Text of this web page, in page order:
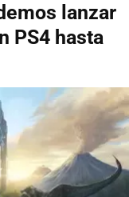
lanzar
PS4 hasta